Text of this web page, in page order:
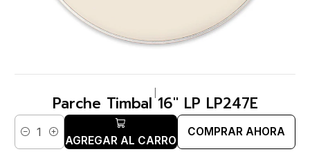
Parche Timbal 16" LP LP247E
Cantidad AGREGAR AL CARRO
COMPRAR AHORA